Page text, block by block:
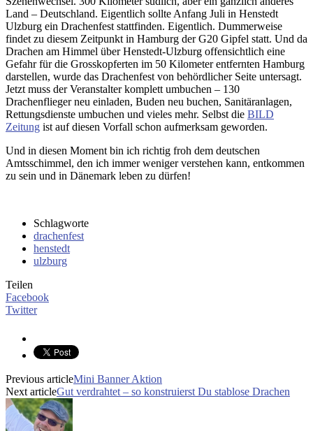
Land – Deutschland. Eigentlich sollte Anfang Juli in Henstedt
Ulzburg ein Drachenfest stattfinden. Eigentlich. Dummerweise
findet zu diesem Zeitpunkt in Hamburg der G20 Gipfel statt. Und da
Drachen am Himmel über Henstedt-Ulzburg offensichtlich eine
Gefahr für die Grosskopferten im 50 Kilometer entfernten Hamburg
darstellen, wurde das Drachenfest von behördlicher Seite untersagt.
Jetzt muss der Veranstalter komplett umbuchen – 130
Drachenflieger neu einladen, Buden neu buchen, Sanitäranlagen,
Rettungsdienste umbuchen und vieles mehr. Selbst die BILD
Zeitung ist auf diesen Vorfall schon aufmerksam geworden.
Und in diesen Moment bin ich richtig froh dem deutschen
Amtsschimmel, den ich immer weniger verstehen kann, entkommen
zu sein und in Dänemark leben zu dürfen!
Schlagworte
drachenfest
henstedt
ulzburg
Teilen
Facebook
Twitter
Previous articleMini Banner Aktion
Next articleGut verdrahtet – so konstruierst Du stablose Drachen